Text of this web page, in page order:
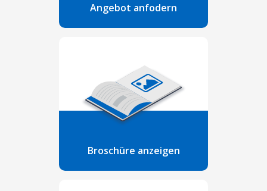
Broschüre anzeigen
Angebot anfodern